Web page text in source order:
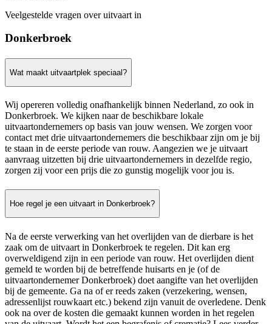
Veelgestelde vragen over uitvaart in
Donkerbroek
Wat maakt uitvaartplek speciaal?
Wij opereren volledig onafhankelijk binnen Nederland, zo ook in
Donkerbroek. We kijken naar de beschikbare lokale
uitvaartondernemers op basis van jouw wensen. We zorgen voor
contact met drie uitvaartondernemers die beschikbaar zijn om je bij
te staan in de eerste periode van rouw. Aangezien we je uitvaart
aanvraag uitzetten bij drie uitvaartondernemers in dezelfde regio,
zorgen zij voor een prijs die zo gunstig mogelijk voor jou is.
Hoe regel je een uitvaart in Donkerbroek?
Na de eerste verwerking van het overlijden van de dierbare is het
zaak om de uitvaart in Donkerbroek te regelen. Dit kan erg
overweldigend zijn in een periode van rouw. Het overlijden dient
gemeld te worden bij de betreffende huisarts en je (of de
uitvaartondernemer Donkerbroek) doet aangifte van het overlijden
bij de gemeente. Ga na of er reeds zaken (verzekering, wensen,
adressenlijst rouwkaart etc.) bekend zijn vanuit de overledene. Denk
ook na over de kosten die gemaakt kunnen worden in het regelen